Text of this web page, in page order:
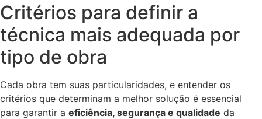
Critérios para definir a
técnica mais adequada por
tipo de obra
Cada obra tem suas particularidades, e entender os
critérios que determinam a melhor solução é essencial
para garantir a eficiência, segurança e qualidade da